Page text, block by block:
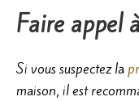
Faire appel
Si vous suspectez la
maison, il est